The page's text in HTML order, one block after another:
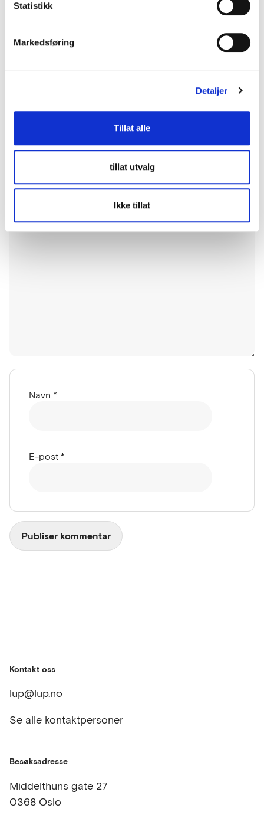
Statistikk
Markedsføring
Detaljer
Tillat alle
tillat utvalg
Ikke tillat
Anskaffelsen knyttet til nyheten
Staut- kjøretøysperre til å
Kommentarer
Legg igjen en kommentar
Din e-postadresse vil ikke bli publisert. Obligatoriske felt
Navn *
E-post *
Kontakt oss
lup@lup.no
Se alle kontaktpersoner
Besøksadresse
Middelthuns gate 27
0368 Oslo